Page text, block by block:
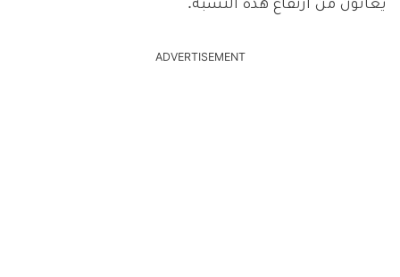
يعانون من ارتفاع هذه النسبة.
ADVERTISEMENT